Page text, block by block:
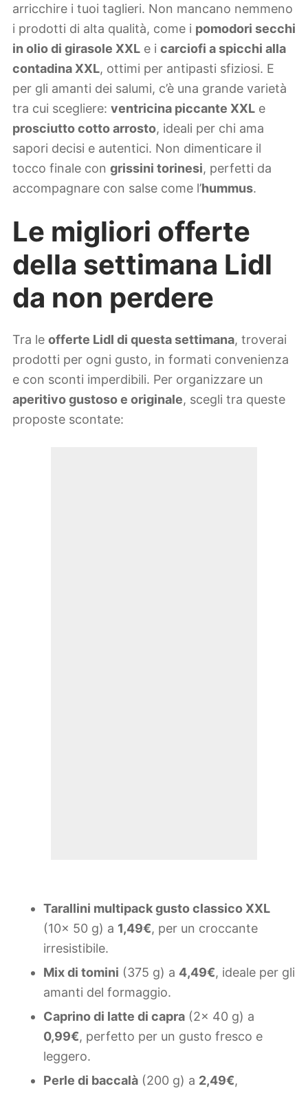
arricchire i tuoi taglieri. Non mancano nemmeno
i prodotti di alta qualità, come i pomodori secchi
in olio di girasole XXL e i carciofi a spicchi alla
contadina XXL, ottimi per antipasti sfiziosi. E
per gli amanti dei salumi, c’è una grande varietà
tra cui scegliere: ventricina piccante XXL e
prosciutto cotto arrosto, ideali per chi ama
sapori decisi e autentici. Non dimenticare il
tocco finale con grissini torinesi, perfetti da
accompagnare con salse come l’hummus.
Le migliori offerte
della settimana Lidl
da non perdere
Tra le offerte Lidl di questa settimana, troverai
prodotti per ogni gusto, in formati convenienza
e con sconti imperdibili. Per organizzare un
aperitivo gustoso e originale, scegli tra queste
proposte scontate:
Tarallini multipack gusto classico XXL
(10x 50 g) a 1,49€, per un croccante
irresistibile.
Mix di tomini (375 g) a 4,49€, ideale per gli
amanti del formaggio.
Caprino di latte di capra (2x 40 g) a
0,99€, perfetto per un gusto fresco e
leggero.
Perle di baccalà (200 g) a 2,49€,